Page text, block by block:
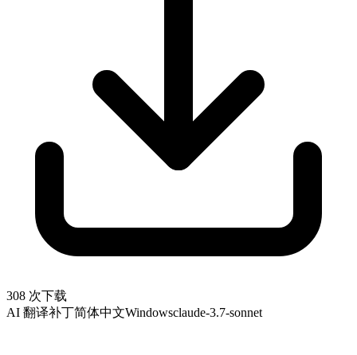
308 次下载
AI 翻译补丁简体中文Windowsclaude-3.7-sonnet